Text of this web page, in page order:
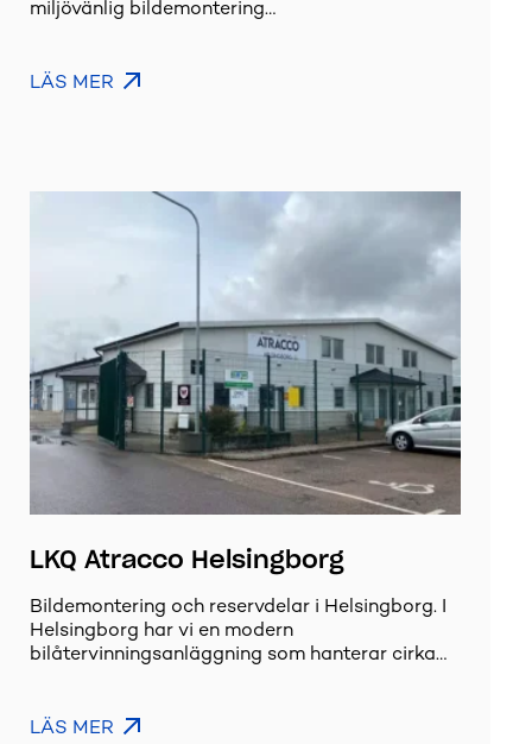
miljövänlig bildemontering…
LÄS MER
LKQ Atracco Helsingborg
Bildemontering och reservdelar i Helsingborg. I
Helsingborg har vi en modern
bilåtervinningsanläggning som hanterar cirka…
LÄS MER